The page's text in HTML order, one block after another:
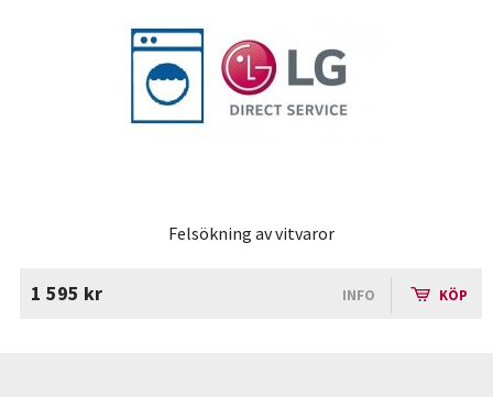
Felsökning av vitvaror
1 595 kr INFO KÖP